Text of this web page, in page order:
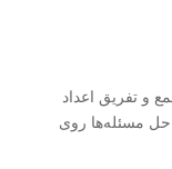
و تفریق اعداد
مسئله‌ها روی